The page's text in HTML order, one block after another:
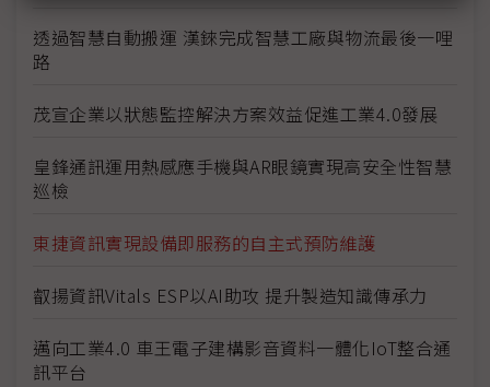
透過智慧自動搬運 漢錸完成智慧工廠與物流最後一哩
路
茂宣企業以狀態監控解決方案效益促進工業4.0發展
皇鋒通訊運用熱感應手機與AR眼鏡實現高安全性智慧
巡檢
東捷資訊實現設備即服務的自主式預防維護
叡揚資訊Vitals ESP以AI助攻 提升製造知識傳承力
邁向工業4.0 車王電子建構影音資料一體化IoT整合通
訊平台